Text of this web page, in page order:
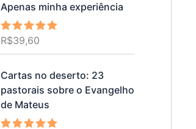
Apenas minha experiência
Avaliação
R$39,60
Cartas no deserto: 23
pastorais sobre o Evangelho
de Mateus